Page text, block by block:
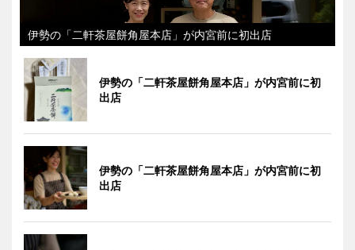
伊勢の「二軒茶屋餅角屋本店」が内宮前に初出店
伊勢の「二軒茶屋餅角屋本店」が内宮前に初
出店
伊勢の「二軒茶屋餅角屋本店」が内宮前に初
出店